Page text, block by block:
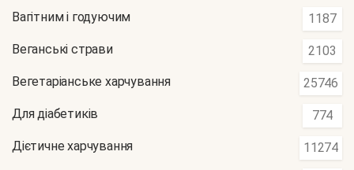
Вагітним і годуючим 1187
Веганські страви 2103
Вегетаріанське харчування 25746
Для діабетиків 774
Дієтичне харчування 11274